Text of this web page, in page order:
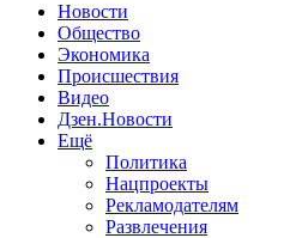
Новости
Общество
Экономика
Происшествия
Видео
Дзен.Новости
Ещё
Политика
Нацпроекты
Рекламодателям
Развлечения